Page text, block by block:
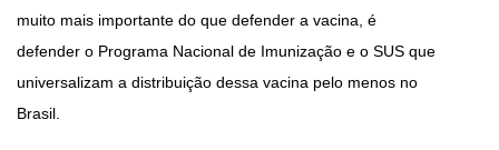
muito mais importante do que defender a vacina, é
defender o Programa Nacional de Imunização e o SUS que
universalizam a distribuição dessa vacina pelo menos no
Brasil.